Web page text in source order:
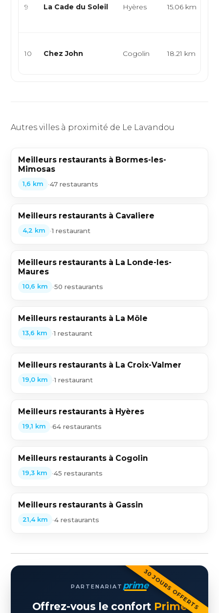
9 La Cade du Soleil Hyères 15.06 km
10 Chez John Cogolin 18.21 km
Autres villes à proximité de Le Lavandou
Meilleurs restaurants à Bormes-les-
Mimosas
1,6 km •47 restaurants
Meilleurs restaurants à Cavaliere
4,2 km •1 restaurant
Meilleurs restaurants à La Londe-les-
Maures
10,6 km •50 restaurants
Meilleurs restaurants à La Môle
13,6 km •1 restaurant
Meilleurs restaurants à La Croix-Valmer
19,0 km •1 restaurant
Meilleurs restaurants à Hyères
19,1 km •64 restaurants
Meilleurs restaurants à Cogolin
19,3 km •45 restaurants
Meilleurs restaurants à Gassin
21,4 km •4 restaurants
30 JOURS OFFERTS
PARTENARIAT prime
Offrez-vous le confort Prime